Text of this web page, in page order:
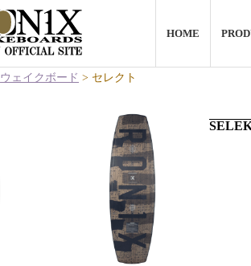
HOME
ウェイクボード > セレクト